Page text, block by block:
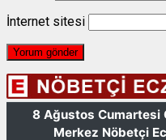
İnternet sitesi